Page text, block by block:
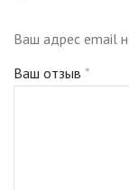
Ваш адрес email
Ваш отзыв *